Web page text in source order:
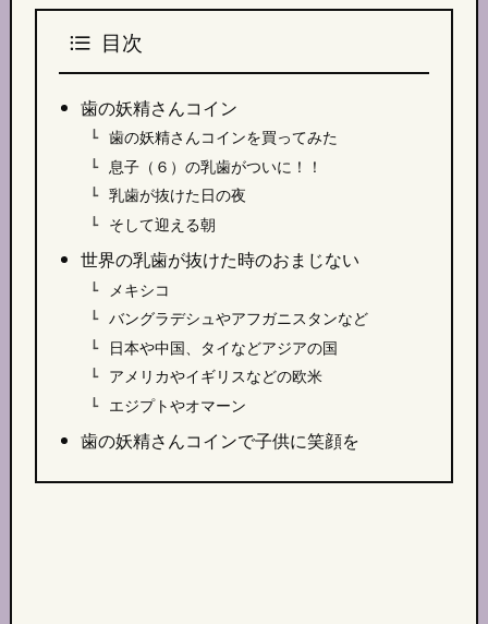
目次
歯の妖精さんコイン
歯の妖精さんコインを買ってみた
息子（６）の乳歯がついに！！
乳歯が抜けた日の夜
そして迎える朝
世界の乳歯が抜けた時のおまじない
メキシコ
バングラデシュやアフガニスタンなど
日本や中国、タイなどアジアの国
アメリカやイギリスなどの欧米
エジプトやオマーン
歯の妖精さんコインで子供に笑顔を